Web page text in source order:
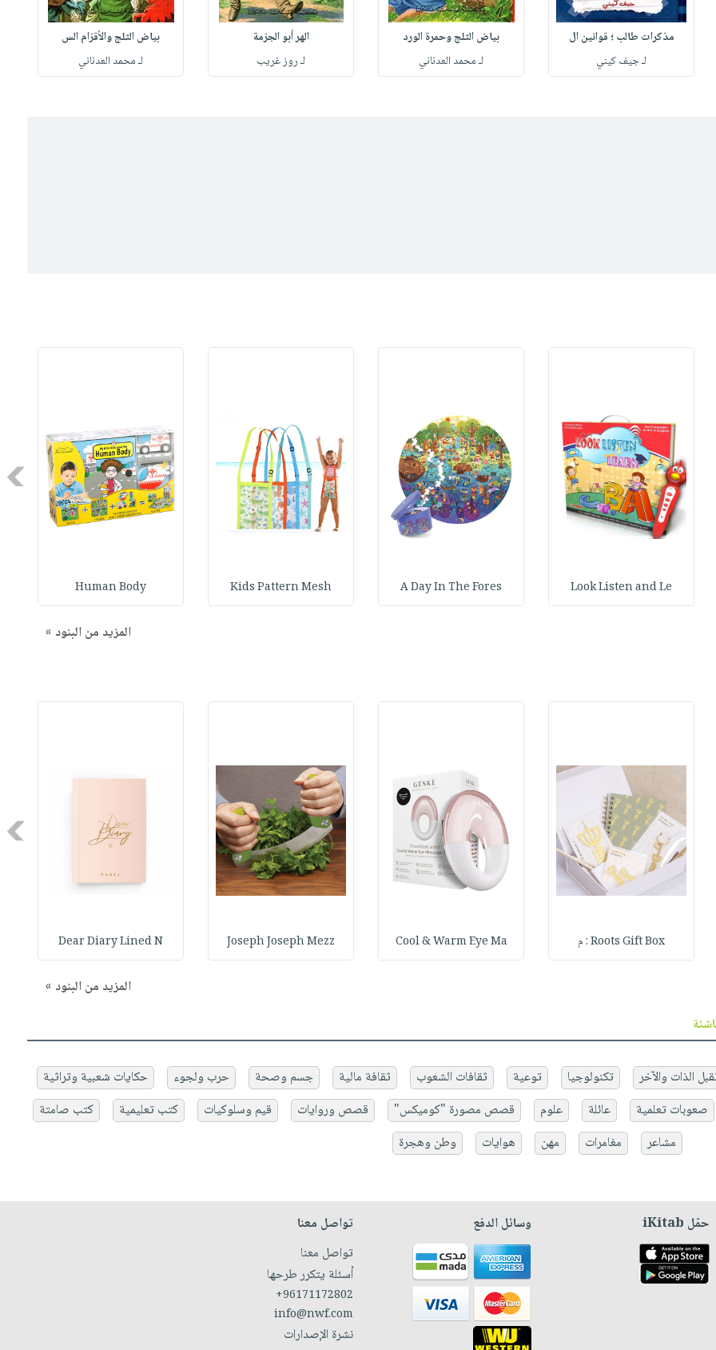
مذكرات طالب ؛ قوانين ال
لـ جيف كيني
بياض الثلج وحمرة الورد
لـ محمد العدناني
الهر أبو الجزمة
لـ روز غريب
بياض الثلج والأقزام الس
لـ محمد العدناني
Look Listen and Le
A Day In The Fores
Kids Pattern Mesh
Human Body
المزيد من البنود »
Roots Gift Box : م Cool & Warm Eye Ma
Joseph Joseph Mezz
Dear Diary Lined N
المزيد من البنود »
الذات والآخر تكنولوجيا توعية ثقافات الشعوب ثقافة مالية جسم وصحة حرب ولجوء
حكايات شعبية وتراثية
صعوبات تعلمية عائلة علوم قصص مصورة "كوميكس" قصص وروايات قيم وسلوكيات كتب تعليمية
كتب صامتة
مشاعر
مغامرات مهن هوايات وطن وهجرة
حمّل iKitab وسائل الدفع
تواصل معنا
تواصل معنا
أسئلة يتكرر طرحها
+96171172802
info@nwf.com
نشرة الإصدارات